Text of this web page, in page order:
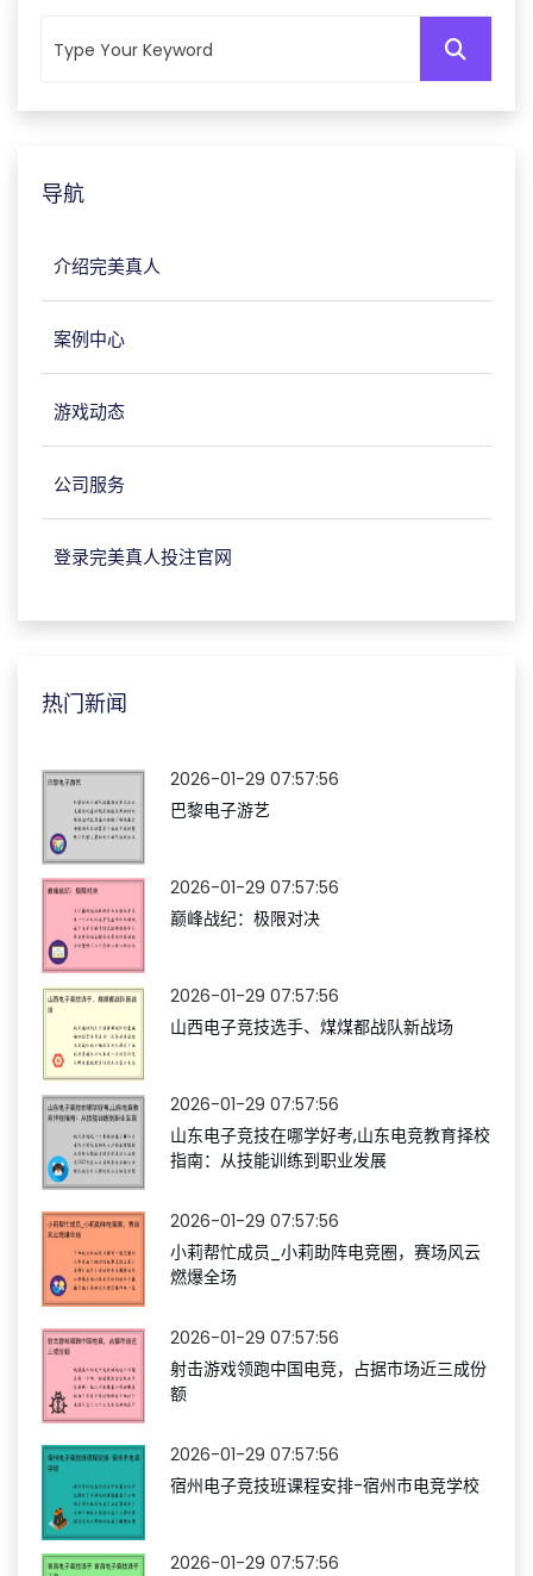
导航
介绍完美真人
案例中心
游戏动态
公司服务
登录完美真人投注官网
热门新闻
2026-01-29 07:57:56
巴黎电子游艺
2026-01-29 07:57:56
巅峰战纪：极限对决
2026-01-29 07:57:56
山西电子竞技选手、煤煤都战队新战场
2026-01-29 07:57:56
山东电子竞技在哪学好考,山东电竞教育择校
指南：从技能训练到职业发展
2026-01-29 07:57:56
小莉帮忙成员_小莉助阵电竞圈，赛场风云
燃爆全场
2026-01-29 07:57:56
射击游戏领跑中国电竞，占据市场近三成份
额
2026-01-29 07:57:56
宿州电子竞技班课程安排-宿州市电竞学校
2026-01-29 07:57:56